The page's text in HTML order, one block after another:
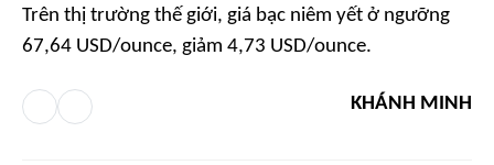
Trên thị trường thế giới, giá bạc niêm yết ở ngưỡng
67,64 USD/ounce, giảm 4,73 USD/ounce.
KHÁNH MINH